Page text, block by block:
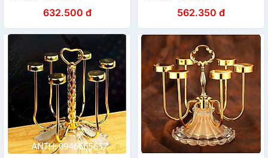
632.500 đ 562.350 đ